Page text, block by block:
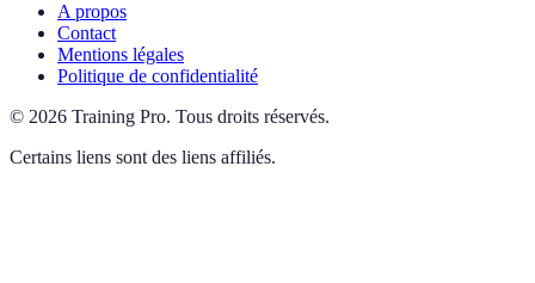
A propos
Contact
Mentions légales
Politique de confidentialité
© 2026 Training Pro. Tous droits réservés.
Certains liens sont des liens affiliés.